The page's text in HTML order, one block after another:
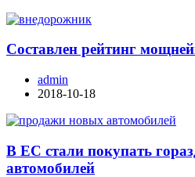
Составлен рейтинг
admin
2018-10-18
В ЕС стали покупать
автомобилей